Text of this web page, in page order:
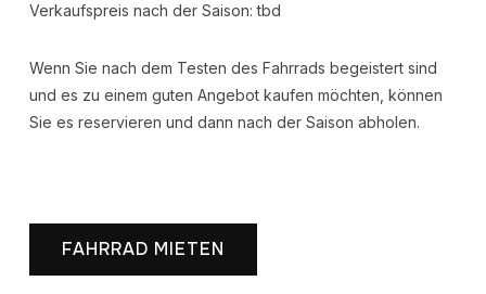
Verkaufspreis nach der Saison: tbd
Wenn Sie nach dem Testen des Fahrrads begeistert sind
und es zu einem guten Angebot kaufen möchten, können
Sie es reservieren und dann nach der Saison abholen.
FAHRRAD MIETEN